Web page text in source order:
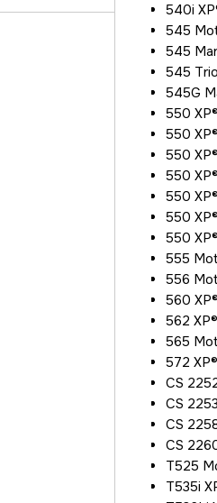
540i
545
545
545
545G
550
550
550
550
550
550
550
555
556
560
562
565
572
CS
CS
CS
CS
T525
T535i